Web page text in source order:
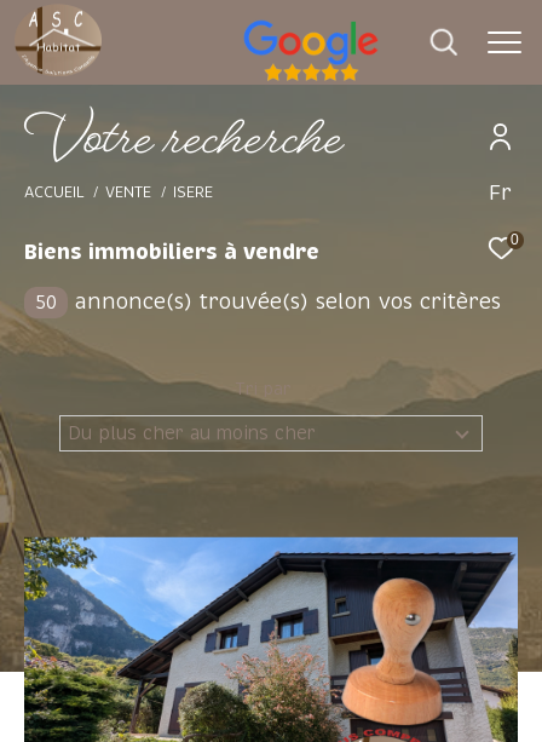
Fr
0
Voterecherche
ACCUEIL VENTE ISERE
Biens immobiliers à vendre
50 annonce(s) trouvée(s) selon vos critères
Tri par
Du plus cher au moins cher
Effectuer une recherche
et trouver le bien qui correspond à vos
critères
Type d'offre
Type de bien
Pièces
1 3 4 5+
Localisation